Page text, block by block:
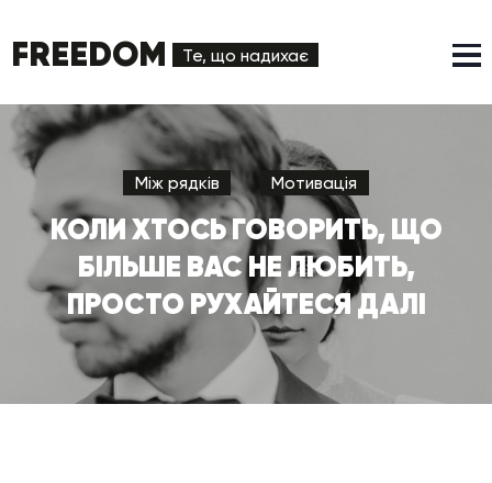
FREEDOM Те, що надихає
Між рядків Мотивація
КОЛИ ХТОСЬ ГОВОРИТЬ, ЩО
БІЛЬШЕ ВАС НЕ ЛЮБИТЬ,
ПРОСТО РУХАЙТЕСЯ ДАЛІ